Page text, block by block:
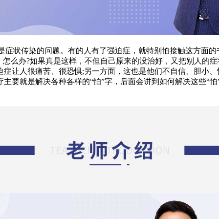
传染的问题。有的人有了强迫症，就特别怕接触这方面的
么办?如果真是这样，不但自己原来的没治好，又把别人的
让人很痛苦、很恐惧;另一方面，这也是他们不自信、胆小
要就是解决各种各样的“怕”字，后面会讲到如何解决这些“